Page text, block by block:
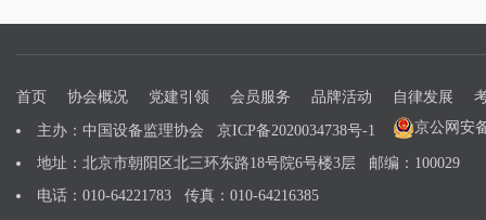
首页 协会概况 党建引领 会员服务 品牌活动 自律发展
主办：中国设备监理协会 京ICP备2020034738号-1 京公网安
地址：北京市朝阳区北三环东路18号院6号楼3层 邮编：100029
电话：010-64221783 传真：010-64216385